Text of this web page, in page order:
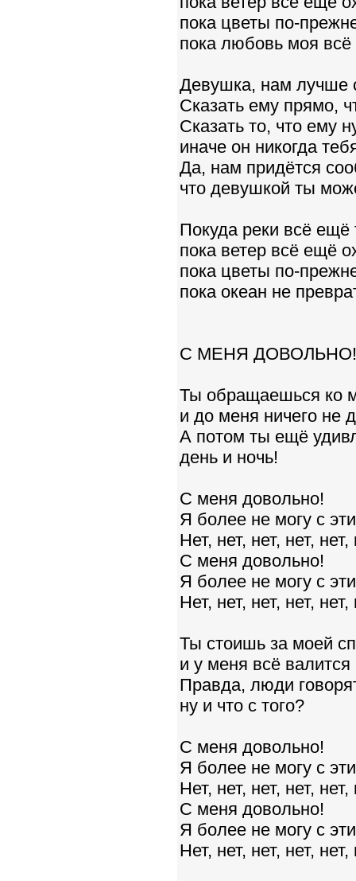
пока цветы по-
пока любовь моя всё
Девушка, нам лучше
Сказать ему прямо,
Сказать то, что ему
иначе он никогда
Да, нам придётся
что девушкой ты
Покуда реки всё ещё
пока ветер всё ещё
пока цветы по-
пока океан не
С МЕНЯ ДОВОЛЬНО!
Ты обращаешься ко
и до меня ничего не
А потом ты ещё
день и ночь!
С меня довольно!
Я более не могу с
Нет, нет, нет, нет, нет,
С меня довольно!
Я более не могу с
Нет, нет, нет, нет, нет,
Ты стоишь за моей
и у меня всё валится
Правда, люди
ну и что с того?
С меня довольно!
Я более не могу с
Нет, нет, нет, нет, нет,
С меня довольно!
Я более не могу с
Нет, нет, нет, нет, нет,